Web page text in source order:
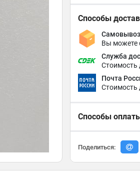
Способы
Вы можете
Служба
Стоимость
Почта
Стоимость
Способы
Поделиться: